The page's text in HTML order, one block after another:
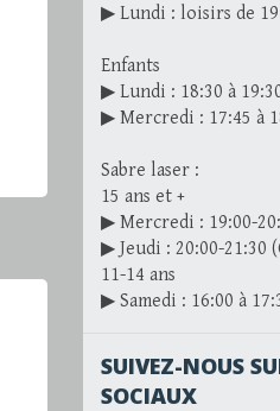
▶ Lundi : loisirs de
Enfants
▶ Lundi : 18:30 à
▶ Mercredi : 17:45 à
Sabre laser :
15 ans et +
▶ Mercredi : 19:00-
▶ Jeudi : 20:00-21:30
11-14 ans
▶ Samedi : 16:00 à
SUIVEZ-NOUS
SOCIAUX